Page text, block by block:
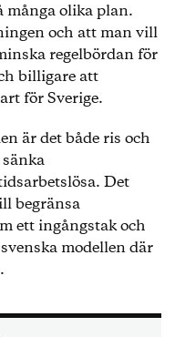
olika plan.
och att man vill
regelbördan för
billigare att
för Sverige.
är det både ris och
Det
begränsa
ett ingångstak och
modellen där